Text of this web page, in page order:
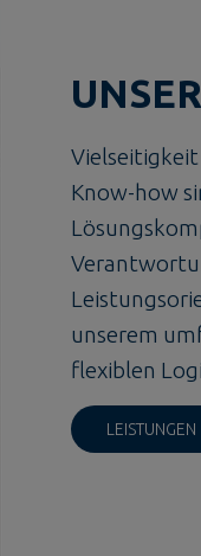
Know-how
unserem
flexiblen
LEISTUNGEN